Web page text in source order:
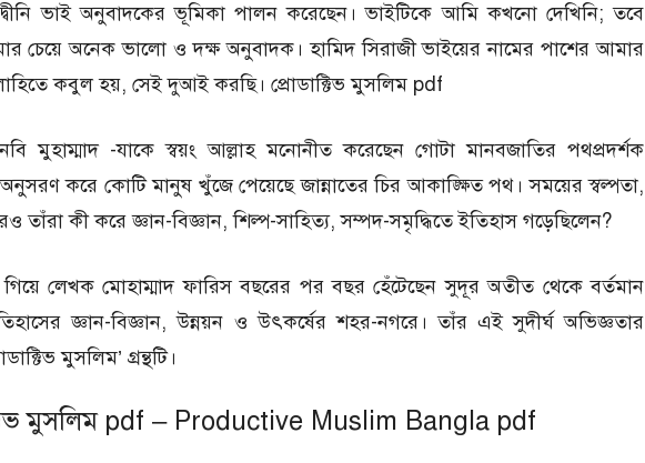
ভাই অনুবাদকের ভূমিকা পালন করেছেন। ভাইটিকে আমি কখনো দেখিনি; তবে
চেয়ে অনেক ভালো ও দক্ষ অনুবাদক। হামিদ সিরাজী ভাইয়ের নামের পাশের আমার
কবুল হয়, সেই দুআই করছি। প্রোডাক্টিভ মুসলিম pdf
মুহাম্মাদ -যাকে স্বয়ং আল্লাহ মনোনীত করেছেন গোটা মানবজাতির পথপ্রদর্শক
অনুসরণ করে কোটি মানুষ খুঁজে পেয়েছে জান্নাতের চির আকাঙ্ক্ষিত পথ। সময়ের স্বল্পতা,
তাঁরা কী করে জ্ঞান-বিজ্ঞান, শিল্প-সাহিত্য, সম্পদ-সমৃদ্ধিতে ইতিহাস গড়েছিলেন?
লেখক মোহাম্মাদ ফারিস বছরের পর বছর হেঁটেছেন সুদূর অতীত থেকে বর্তমান
জ্ঞান-বিজ্ঞান, উন্নয়ন ও উৎকর্ষের শহর-নগরে। তাঁর এই সুদীর্ঘ অভিজ্ঞতার
মুসলিম’ গ্রন্থটি।
মুসলিম pdf – Productive Muslim Bangla pdf